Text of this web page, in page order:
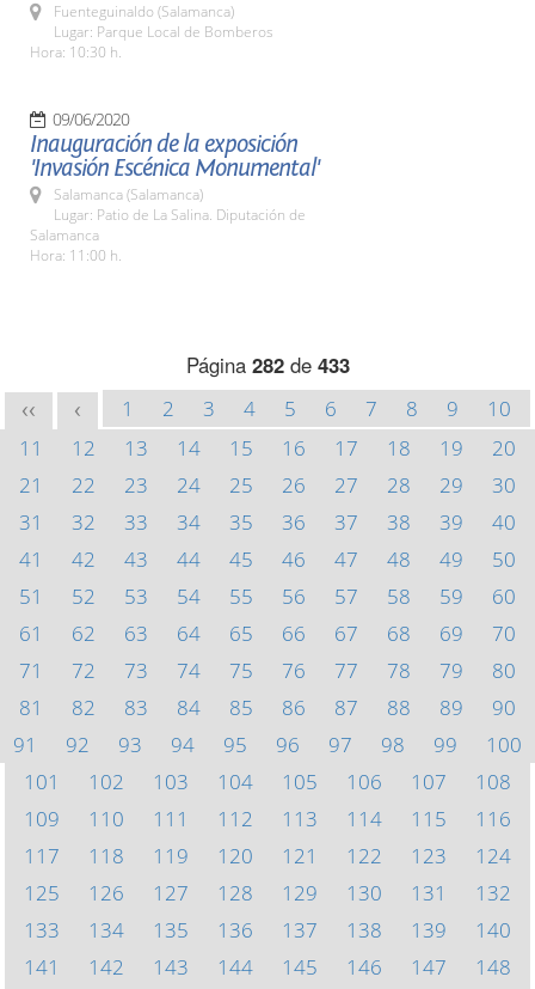
Fuenteguinaldo (Salamanca)
Lugar: Parque Local de Bomberos
Hora: 10:30 h.
09/06/2020
Inauguración de la exposición
'Invasión Escénica Monumental'
Salamanca (Salamanca)
Lugar: Patio de La Salina. Diputación de
Salamanca
Hora: 11:00 h.
Página 282de 433
<< < 1 2 3 4 5 6 7 8 9
10
11
12 13 14 15 16 17 18 19
20
21
22 23 24 25 26 27 28 29
30
31
32 33 34 35 36 37 38 39
40
41
42 43 44 45 46 47 48 49
50
51
52 53 54 55 56 57 58 59
60
61
62 63 64 65 66 67 68 69
70
71
72 73 74 75 76 77 78 79
80
81
82 83 84 85 86 87 88 89
90
91
92 93 94 95 96 97 98 99
100
101
102 103 104 105 106 107
108
109
110 111 112 113 114 115
116
117
118 119 120 121 122 123
124
125
126 127 128 129 130 131
132
133
134 135 136 137 138 139
140
141
142 143 144 145 146 147
148